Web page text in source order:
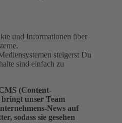
und Informationen über
steigerst Du
sind einfach zu
(Content-
bringt unser Team
News auf
sodass sie gesehen